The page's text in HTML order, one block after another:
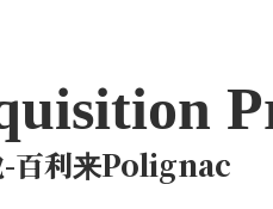
-百利来Polignac